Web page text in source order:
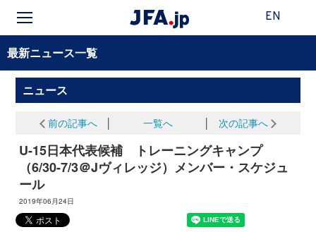
EN
最新ニュース一覧
ニュース
前の記事へ 一覧へ 次の記事へ
U-15日本代表候補 トレーニングキャンプ
（6/30-7/3＠Jヴィレッジ）メンバー・スケジュ
ール
2019年06月24日